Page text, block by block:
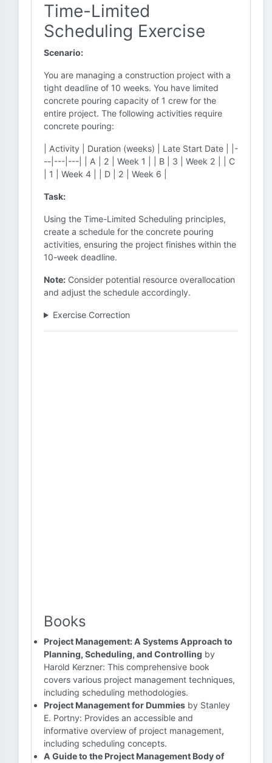
Time-Limited
Scheduling Exercise
Scenario:
You are managing a construction project with a
tight deadline of 10 weeks. You have limited
concrete pouring capacity of 1 crew for the
entire project. The following activities require
concrete pouring:
| Activity | Duration (weeks) | Late Start Date | |-
--|---|---| | A | 2 | Week 1 | | B | 3 | Week 2 | | C
| 1 | Week 4 | | D | 2 | Week 6 |
Task:
Using the Time-Limited Scheduling principles,
create a schedule for the concrete pouring
activities, ensuring the project finishes within the
10-week deadline.
Note: Consider potential resource overallocation
and adjust the schedule accordingly.
Exercise Correction
Books
Project Management: A Systems Approach to
Planning, Scheduling, and Controlling by
Harold Kerzner: This comprehensive book
covers various project management techniques,
including scheduling methodologies.
Project Management for Dummies by Stanley
E. Portny: Provides an accessible and
informative overview of project management,
including scheduling concepts.
A Guide to the Project Management Body of